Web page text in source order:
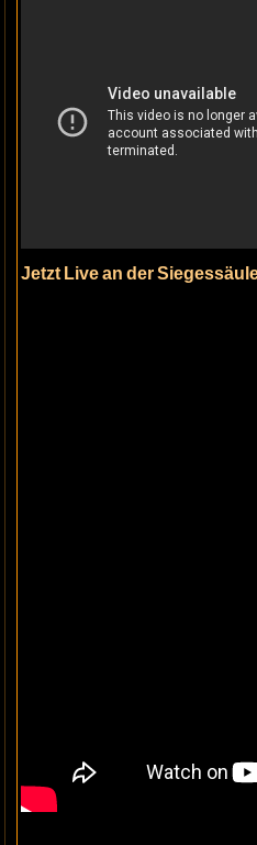
Jetzt Live an der